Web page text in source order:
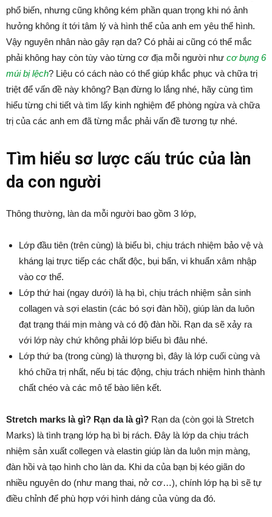
phổ biến, nhưng cũng không kém phần quan trọng khi nó ảnh
hưởng không ít tới tâm lý và hình thể của anh em yêu thể hình.
Vậy nguyên nhân nào gây rạn da? Có phải ai cũng có thể mắc
phải không hay còn tùy vào từng cơ địa mỗi người như cơ bụng 6
múi bị lệch? Liệu có cách nào có thể giúp khắc phục và chữa trị
triệt để vấn đề này không? Bạn đừng lo lắng nhé, hãy cùng tìm
hiểu từng chi tiết và tìm lấy kinh nghiệm để phòng ngừa và chữa
trị của các anh em đã từng mắc phải vấn đề tương tự nhé.
Tìm hiểu sơ lược cấu trúc của làn
da con người
Thông thường, làn da mỗi người bao gồm 3 lớp,
Lớp đầu tiên (trên cùng) là biểu bì, chịu trách nhiệm bảo vệ và
kháng lại trực tiếp các chất độc, bụi bẩn, vi khuẩn xâm nhập
vào cơ thể.
Lớp thứ hai (ngay dưới) là hạ bì, chịu trách nhiệm sản sinh
collagen và sợi elastin (các bó sợi đàn hồi), giúp làn da luôn
đạt trạng thái mịn màng và có độ đàn hồi. Rạn da sẽ xảy ra
với lớp này chứ không phải lớp biểu bì đâu nhé.
Lớp thứ ba (trong cùng) là thượng bì, đây là lớp cuối cùng và
khó chữa trị nhất, nếu bị tác động, chịu trách nhiệm hình thành
chất chéo và các mô tế bào liên kết.
Stretch marks là gì? Rạn da là gì? Rạn da (còn gọi là Stretch
Marks) là tình trạng lớp hạ bì bị rách. Đây là lớp da chịu trách
nhiệm sản xuất collegen và elastin giúp làn da luôn mịn màng,
đàn hồi và tạo hình cho làn da. Khi da của bạn bị kéo giãn do
nhiều nguyên do (như mang thai, nở cơ…), chính lớp hạ bì sẽ tự
điều chỉnh để phù hợp với hình dáng của vùng da đó.